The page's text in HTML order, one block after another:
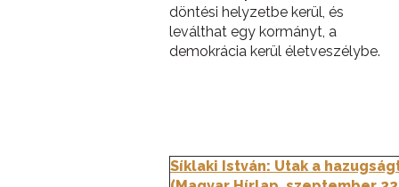
döntési helyzetbe kerül, és
leválthat egy kormányt, a
demokrácia kerül életveszélybe.
Síklaki István: Utak a